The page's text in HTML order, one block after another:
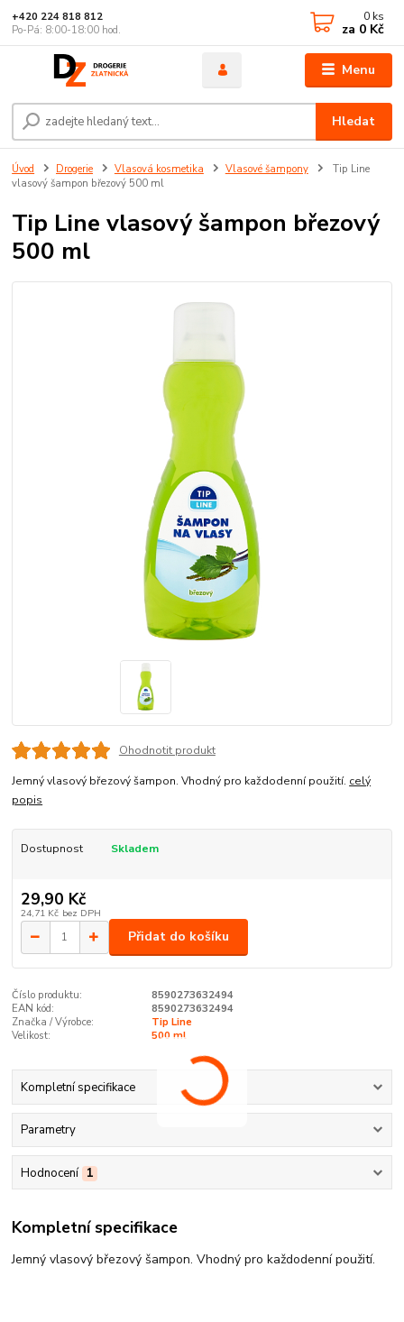
Menu
Hledat
+420 224 818 812
Po-Pá: 8:00-18:00 hod.
0 ks
za 0 Kč
Úvod Drogerie Vlasová kosmetika Vlasové šampony
Tip Line
vlasový šampon březový 500 ml
Tip Line vlasový šampon březový
500 ml
Ohodnotit produkt
Jemný vlasový březový šampon. Vhodný pro každodenní použití. celý
popis
Dostupnost Skladem
29,90 Kč
24,71 Kč bez DPH
Přidat do košíku
Číslo produktu:
8590273632494
EAN kód:
8590273632494
Značka / Výrobce:
Tip Line
Velikost:
500 ml
Kompletní specifikace
Parametry
Hodnocení 1
Kompletní specifikace
Jemný vlasový březový šampon. Vhodný pro každodenní použití.